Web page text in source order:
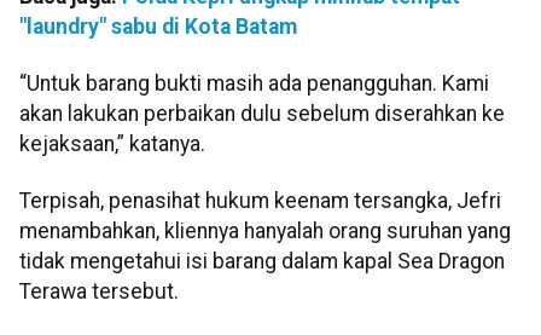
"laundry" sabu di Kota Batam
“Untuk barang bukti masih ada penangguhan. Kami
akan lakukan perbaikan dulu sebelum diserahkan ke
kejaksaan,” katanya.
Terpisah, penasihat hukum keenam tersangka, Jefri
menambahkan, kliennya hanyalah orang suruhan yang
tidak mengetahui isi barang dalam kapal Sea Dragon
Terawa tersebut.